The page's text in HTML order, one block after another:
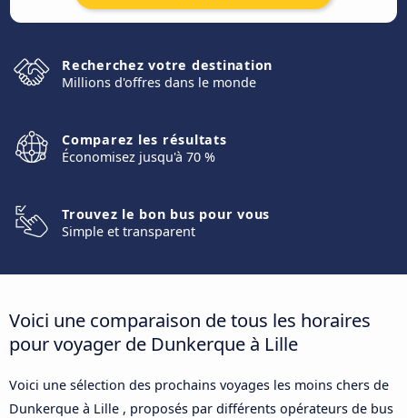
Recherchez votre destination
Millions d'offres dans le monde
Comparez les résultats
Économisez jusqu'à 70 %
Trouvez le bon bus pour vous
Simple et transparent
Voici une comparaison de tous les horaires
pour voyager de Dunkerque à Lille
Voici une sélection des prochains voyages les moins chers de
Dunkerque à Lille , proposés par différents opérateurs de bus